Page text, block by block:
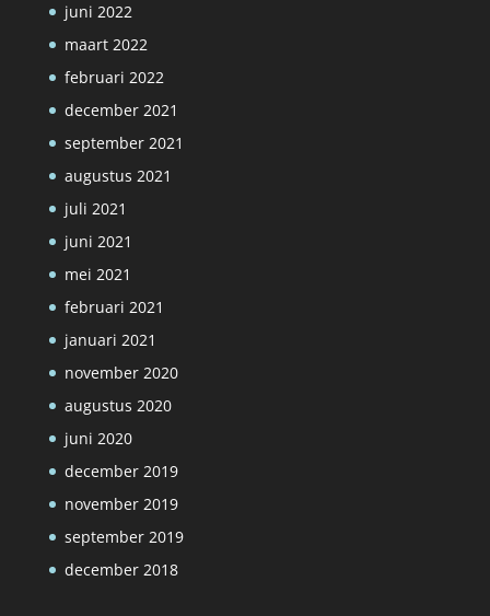
juni 2022
maart 2022
februari 2022
december 2021
september 2021
augustus 2021
juli 2021
juni 2021
mei 2021
februari 2021
januari 2021
november 2020
augustus 2020
juni 2020
december 2019
november 2019
september 2019
december 2018